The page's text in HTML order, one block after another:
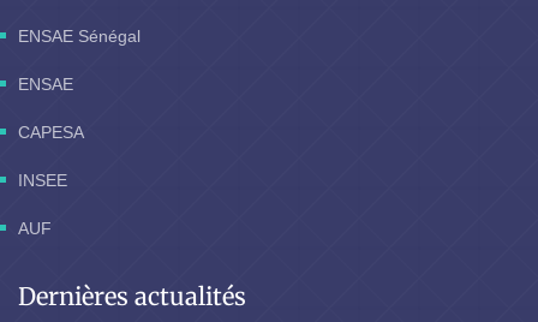
ENSAE Sénégal
ENSAE
CAPESA
INSEE
AUF
Dernières actualités